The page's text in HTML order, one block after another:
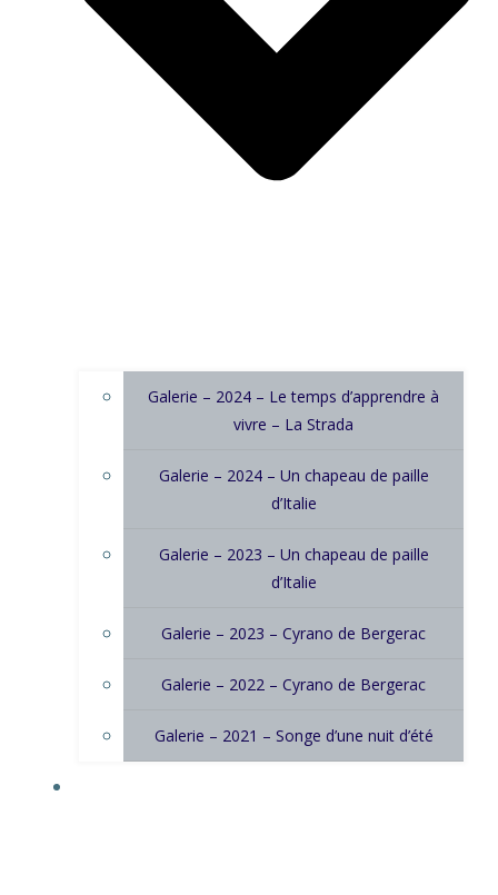
Galerie – 2024 – Le temps d’apprendre à
vivre – La Strada
Galerie – 2024 – Un chapeau de paille
d’Italie
Galerie – 2023 – Un chapeau de paille
d’Italie
Galerie – 2023 – Cyrano de Bergerac
Galerie – 2022 – Cyrano de Bergerac
Galerie – 2021 – Songe d’une nuit d’été